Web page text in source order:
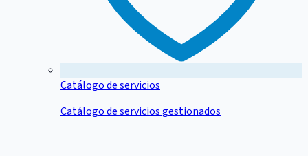
Catálogo de servicios
Catálogo de servicios gestionados